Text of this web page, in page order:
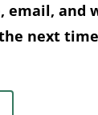
email, and
next